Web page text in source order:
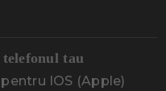
tau
pentru IOS (Apple)